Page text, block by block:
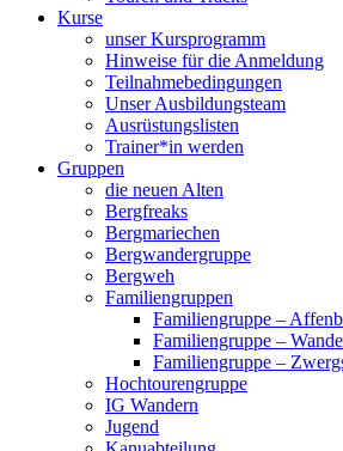
Kurse
unser Kursprogramm
Hinweise für die Anmeldung
Teilnahmebedingungen
Unser Ausbildungsteam
Ausrüstungslisten
Trainer*in werden
Gruppen
die neuen Alten
Bergfreaks
Bergmariechen
Bergwandergruppe
Bergweh
Familiengruppen
Familiengruppe –
Familiengruppe –
Familiengruppe –
Hochtourengruppe
IG Wandern
Jugend